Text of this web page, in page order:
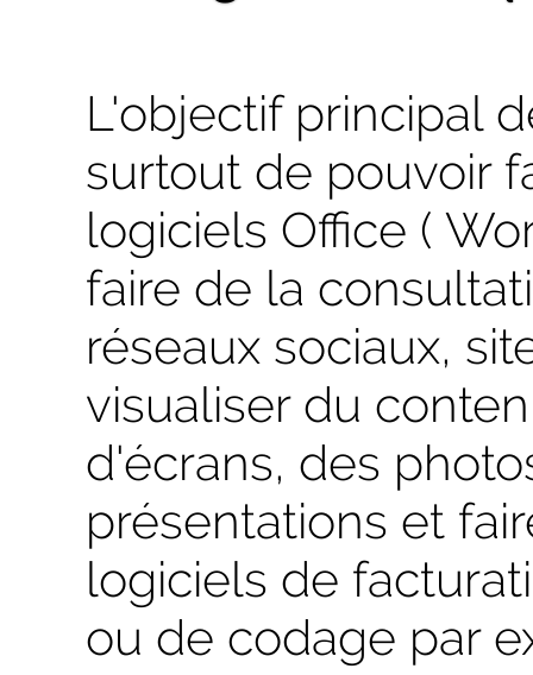
L'objectif principal
surtout de pouvoir
logiciels Office (
faire de la
réseaux sociaux,
visualiser du
d'écrans, des
présentations et
logiciels de
ou de codage par